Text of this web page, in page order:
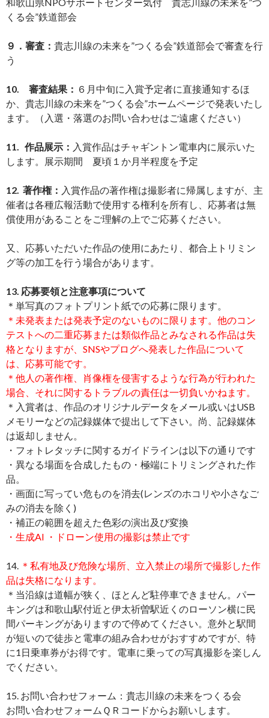
くる会”鉄道部会
９．審査： 貴志川線の未来を”つくる会”鉄道部会で審査を行
う
10. 審査結果： ６月中旬に入賞予定者に直接通知するほ
か、貴志川線の未来を”つくる会”ホームページで発表いたし
ます。（入選・落選のお問い合わせはご遠慮ください）
11. 作品展示： 入賞作品はチャギントン電車内に展示いた
します。展示期間 夏頃１か月半程度を予定
12. 著作権： 入賞作品の著作権は撮影者に帰属しますが、主
催者は各種広報活動で使用する権利を所有し、応募者は無
償使用があることをご理解の上でご応募ください。
又、応募いただいた作品の使用にあたり、都合上トリミン
グ等の加工を行う場合があります。
13. 応募要領と注意事項について
＊単写真のフォトプリント紙での応募に限ります。
＊未発表または発表予定のないものに限ります。他のコン
テストへの二重応募または類似作品とみなされる作品は失
格となりますが、SNSやプログへ発表した作品について
は、応募可能です。
＊他人の著作権、肖像権を侵害するような行為が行われた
場合、それに関するトラブルの責任は一切負いかねます。
＊入賞者は、作品のオリジナルデータをメール或いはUSB
メモリーなどの記録媒体で提出して下さい。尚、記録媒体
は返却しません。
・フォトレタッチに関するガイドラインは以下の通りです
・異なる場面を合成したもの・極端にトリミングされた作
品。
・画面に写ってい危ものを消去(レンズのホコリや小さなご
みの消去を除く)
・補正の範囲を超えた色彩の演出及び変換
・生成AI ・ドローン使用の撮影は禁止です
14. ＊私有地及び危険な場所、立入禁止の場所で撮影した作
品は失格になります。
＊当沿線は道幅が狭く、ほとんど駐停車できません。パー
キングは和歌山駅付近と伊太祈曽駅近くのローソン横に民
間パーキングがありますので停めてください。意外と駅間
が短いので徒歩と電車の組み合わせがおすすめですが、特
に1日乗車券がお得です。電車に乗っての写真撮影を楽しん
でください。
15. お問い合わせフォーム：貴志川線の未来をつくる会
お問い合わせフォームＱＲコードからお願いします。